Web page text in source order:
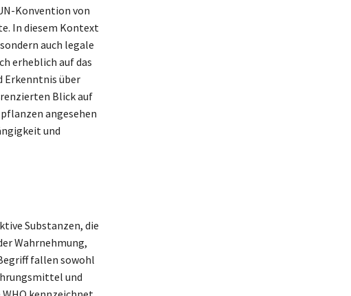
Konvention von
In diesem Kontext
auch legale
erheblich auf das
Erkenntnis über
Blick auf
angesehen
und
Substanzen, die
Wahrnehmung,
fallen sowohl
und